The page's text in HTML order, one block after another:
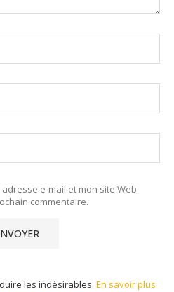
e-mail et mon site Web
commentaire.
les indésirables. En savoir plus